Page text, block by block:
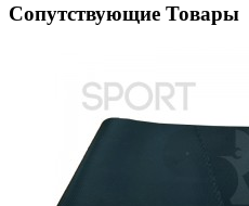
Сопутствующие Товары